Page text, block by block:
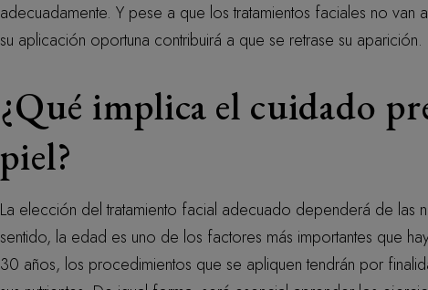
adecuadamente. Y pese a que los tratamientos faciales no van
su aplicación oportuna contribuirá a que se retrase su aparición.
¿Qué implica el cuidado
piel?
La elección del tratamiento facial adecuado dependerá de las
sentido, la edad es uno de los factores más importantes que
30 años, los procedimientos que se apliquen tendrán por